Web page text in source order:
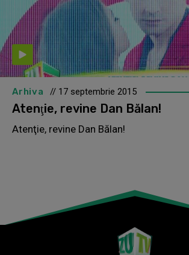
Arhiva // 17 septembrie 2015
Atenţie, revine Dan Bălan!
Atenţie, revine Dan Bălan!